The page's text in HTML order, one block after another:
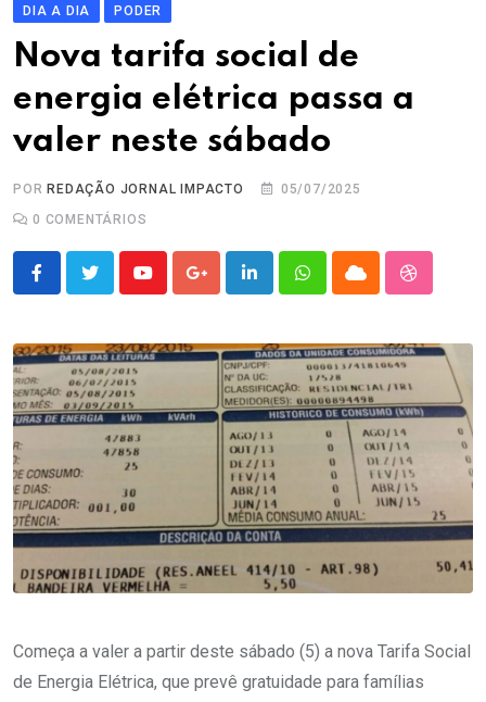
DIA A DIA PODER
Nova tarifa social de
energia elétrica passa a
valer neste sábado
POR REDAÇÃO JORNAL IMPACTO
05/07/2025
0 COMENTÁRIOS
YoutubeGoogle+LinkedInWhatsappCloud
Começa a valer a partir deste sábado (5) a nova Tarifa Social
de Energia Elétrica, que prevê gratuidade para famílias